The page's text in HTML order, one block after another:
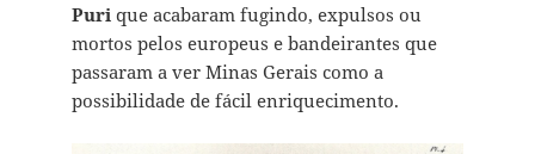
Purique acabaram fugindo, expulsos ou
mortos pelos europeus e bandeirantes que
passaram a ver Minas Gerais como a
possibilidade de fácil enriquecimento.